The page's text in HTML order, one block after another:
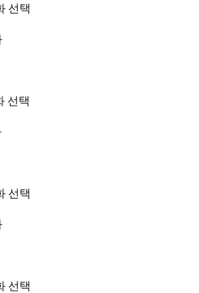
선택
선택
선택
선택